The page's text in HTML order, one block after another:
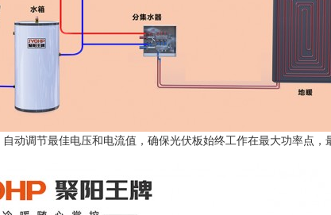
动调节最佳电压和电流值，确保光伏板始终工作在最大功率点